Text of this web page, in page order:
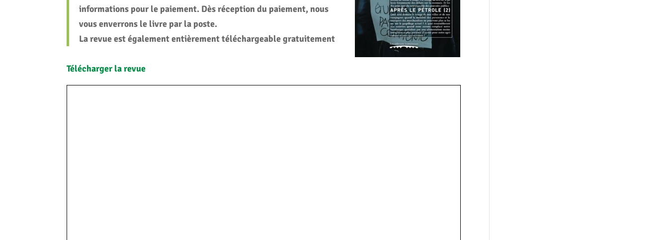
informations pour le paiement. Dès réception du paiement, nous
vous enverrons le livre par la poste.
La revue est également entièrement téléchargeable gratuitement
Télécharger la revue